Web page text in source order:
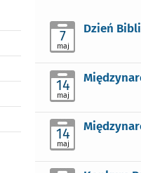
7
maj
Dzień
14
maj
14
maj